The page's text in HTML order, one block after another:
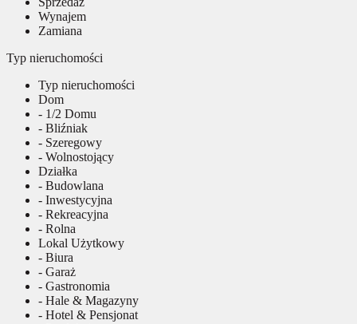
Wynajem
Zamiana
Typ nieruchomości
Typ nieruchomości
Dom
- 1/2 Domu
- Bliźniak
- Szeregowy
- Wolnostojący
Działka
- Budowlana
- Inwestycyjna
- Rekreacyjna
- Rolna
Lokal Użytkowy
- Biura
- Garaż
- Gastronomia
- Hale & Magazyny
- Hotel & Pensjonat